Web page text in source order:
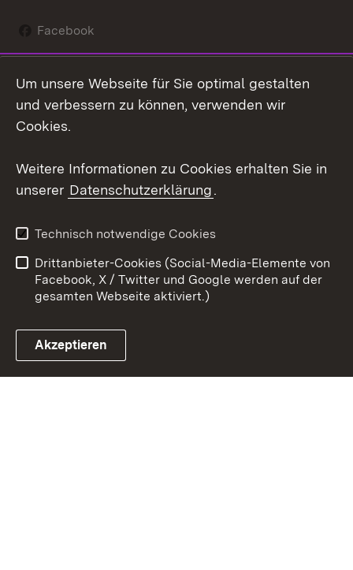
Facebook
Social Wall
Youtube
Link zum Landesportal
Kontakt
Datenschutz
Barrierefreiheit
Impressum Cookies
Um unsere Webseite für Sie optimal gestalten
und verbessern zu können, verwenden wir
Cookies.
Weitere Informationen zu Cookies erhalten Sie in
unserer Datenschutzerklärung.
Technisch notwendige Cookies
Drittanbieter-Cookies (Social-Media-Elemente von
Facebook, X / Twitter und Google werden auf der
gesamten Webseite aktiviert.)
Akzeptieren